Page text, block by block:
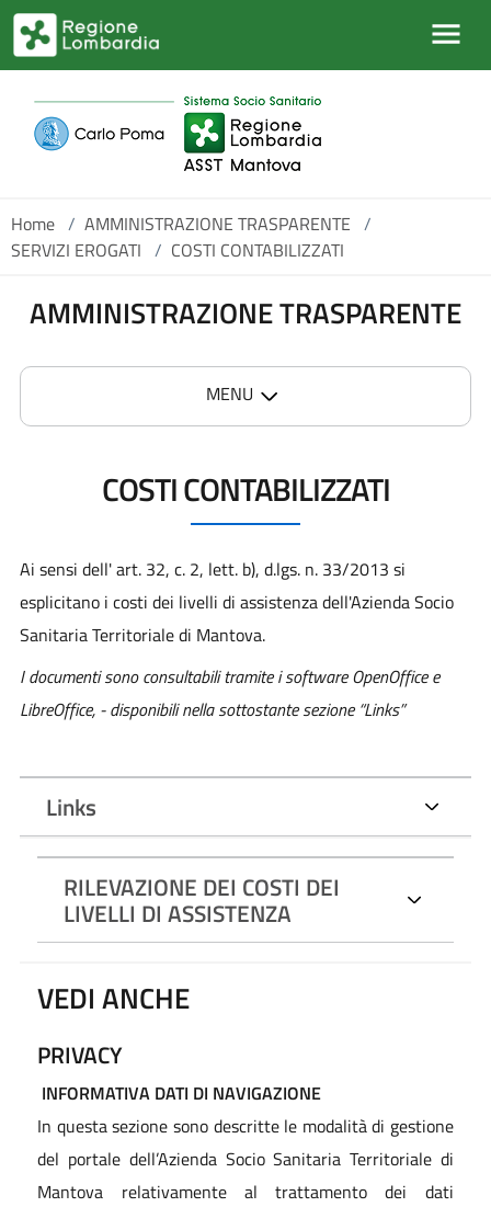
Salta al contenuto principale
Home / AMMINISTRAZIONE TRASPARENTE /
SERVIZI EROGATI / COSTI CONTABILIZZATI
AMMINISTRAZIONE TRASPARENTE
MENU
COSTI CONTABILIZZATI
Ai sensi dell' art. 32, c. 2, lett. b), d.lgs. n. 33/2013 si
esplicitano i costi dei livelli di assistenza dell'Azienda Socio
Sanitaria Territoriale di Mantova.
I documenti sono consultabili tramite i software OpenOffice e
LibreOffice, - disponibili nella sottostante sezione “Links”
Links
RILEVAZIONE DEI COSTI DEI
LIVELLI DI ASSISTENZA
VEDI ANCHE
PRIVACY
INFORMATIVA DATI DI NAVIGAZIONE
In questa sezione sono descritte le modalità di gestione
del portale dell’Azienda Socio Sanitaria Territoriale di
Mantova relativamente al trattamento dei dati